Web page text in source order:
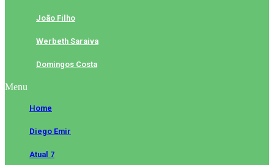
João Filho
Werbeth Saraiva
Domingos Costa
Menu
Home
Diego Emir
Atual 7